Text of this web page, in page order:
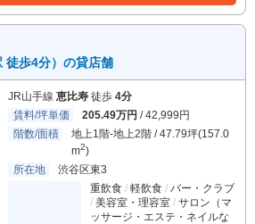
徒歩4分）の貸店舗
JR山手線 恵比寿 徒歩 4分
賃料/坪単価
205.49万円 / 42,999円
階数/面積
地上1階-地上2階 / 47.79坪(157.0
m2)
所在地
渋谷区東3
重飲食 軽飲食
バー・クラブ
美容室・理容室
サロン（マ
ッサージ・エステ・ネイルな